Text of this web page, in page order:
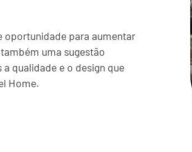
oportunidade para aumentar
uma sugestão
qualidade e o design que
Home.